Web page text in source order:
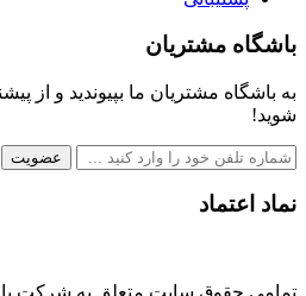
باشگاه مشتریان
به باشگاه مشتریان ما بپیوندید و از
شوید!
عضویت
نماد اعتماد
تمامی حقوق سایت متعلق به شرکت